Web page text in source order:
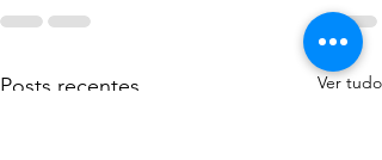
Posts recentes Ver tudo